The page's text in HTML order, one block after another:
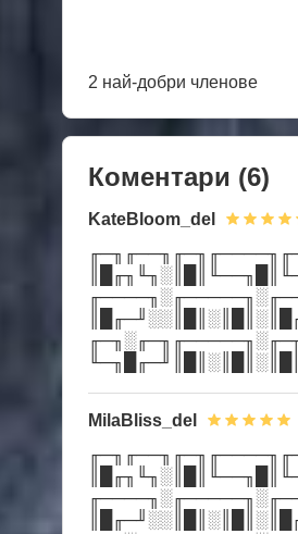
2 най-добри членове
Коментари (6)
KateBloom_del
MilaBliss_del